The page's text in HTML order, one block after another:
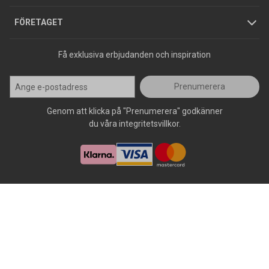
FÖRETAGET
Press
Få exklusiva erbjudanden och inspiration
Prenumerera
Genom att klicka på "Prenumerera" godkänner
du våra integritetsvillkor.